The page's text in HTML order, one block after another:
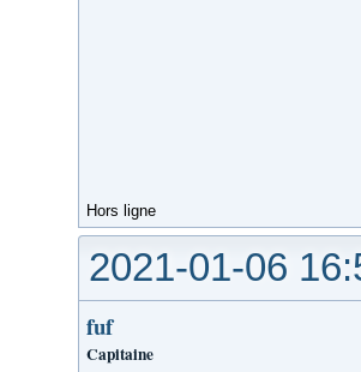
Hors ligne
2021-01-06
fuf
Capitaine